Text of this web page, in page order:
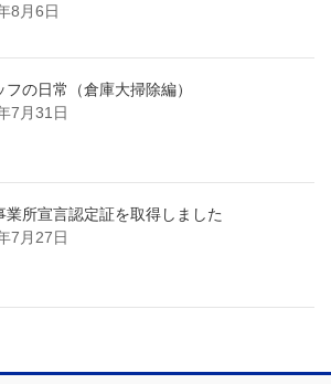
8月6日
フの日常（倉庫大掃除編）
7月31日
業所宣言認定証を取得しました
7月27日